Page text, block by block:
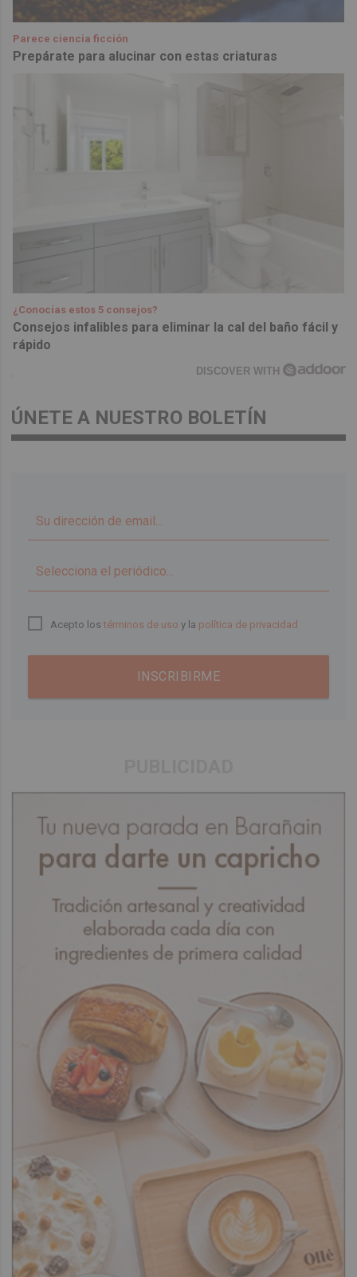
Parece ciencia ficción
Prepárate para alucinar con estas criaturas
¿Conocías estos 5 consejos?
Consejos infalibles para eliminar la cal del baño fácil y
rápido
DISCOVER WITH
ÚNETE A NUESTRO BOLETÍN
Acepto lostérminos de uso y la política de privacidad
INSCRIBIRME